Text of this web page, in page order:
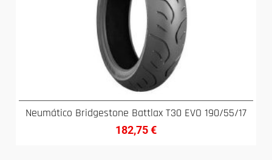
Neumático Bridgestone Battlax T30 EVO 190/55/17
182,75€